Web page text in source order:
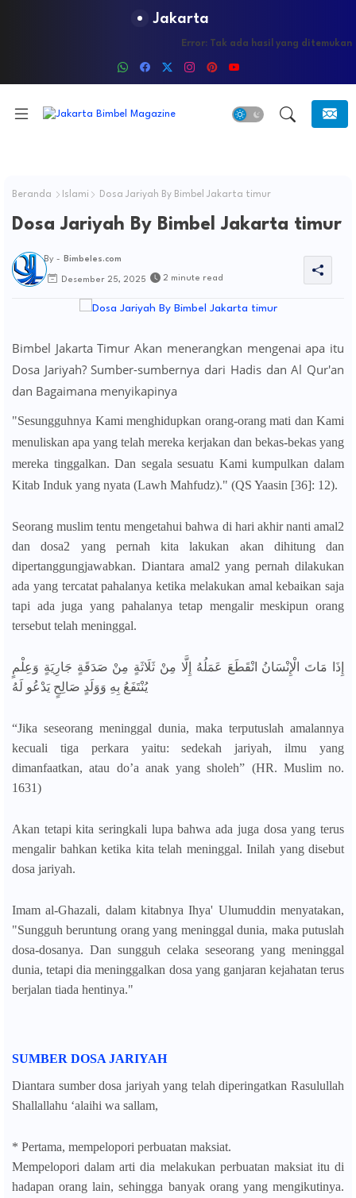
Jakarta
Error: Tak ada hasil yang ditemukan
Beranda Islami Dosa Jariyah By Bimbel Jakarta timur
Dosa Jariyah By Bimbel Jakarta timur
By - Bimbeles.com
Desember 25, 2025 2 minute read
Bimbel Jakarta Timur Akan menerangkan mengenai apa itu
Dosa Jariyah? Sumber-sumbernya dari Hadis dan Al Qur'an
dan Bagaimana menyikapinya
"Sesungguhnya Kami menghidupkan orang-orang mati dan Kami
menuliskan apa yang telah mereka kerjakan dan bekas-bekas yang
mereka tinggalkan. Dan segala sesuatu Kami kumpulkan dalam
Kitab Induk yang nyata (Lawh Mahfudz)." (QS Yaasin [36]: 12).
Seorang muslim tentu mengetahui bahwa di hari akhir nanti amal2
dan dosa2 yang pernah kita lakukan akan dihitung dan
dipertanggungjawabkan. Diantara amal2 yang pernah dilakukan
ada yang tercatat pahalanya ketika melakukan amal kebaikan saja
tapi ada juga yang pahalanya tetap mengalir meskipun orang
tersebut telah meninggal.
إِذَا مَاتَ الْإِنْسَانُ انْقَطَعَ عَمَلُهُ إِلَّا مِنْ ثَلَاثَةٍ مِنْ صَدَقَةٍ جَارِيَةٍ وَعِلْمٍ
يُنْتَفَعُ بِهِ وَوَلَدٍ صَالِحٍ يَدْعُو لَهُ
“Jika seseorang meninggal dunia, maka terputuslah amalannya
kecuali tiga perkara yaitu: sedekah jariyah, ilmu yang
dimanfaatkan, atau do’a anak yang sholeh” (HR. Muslim no.
1631)
Akan tetapi kita seringkali lupa bahwa ada juga dosa yang terus
mengalir bahkan ketika kita telah meninggal. Inilah yang disebut
dosa jariyah.
Imam al-Ghazali, dalam kitabnya Ihya' Ulumuddin menyatakan,
"Sungguh beruntung orang yang meninggal dunia, maka putuslah
dosa-dosanya. Dan sungguh celaka seseorang yang meninggal
dunia, tetapi dia meninggalkan dosa yang ganjaran kejahatan terus
berjalan tiada hentinya."
SUMBER DOSA JARIYAH
Diantara sumber dosa jariyah yang telah diperingatkan Rasulullah
Shallallahu ‘alaihi wa sallam,
* Pertama, mempelopori perbuatan maksiat.
Mempelopori dalam arti dia melakukan perbuatan maksiat itu di
hadapan orang lain, sehingga banyak orang yang mengikutinya.